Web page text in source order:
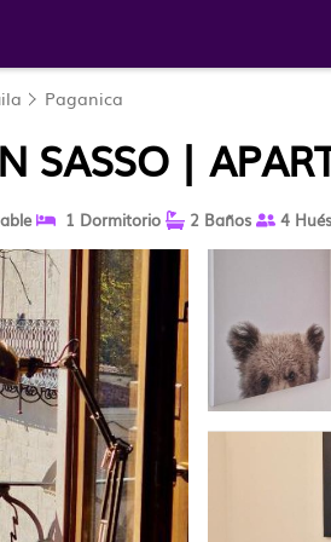
Paganica
SASSO |
1 Dormitorio 2 Baños 4